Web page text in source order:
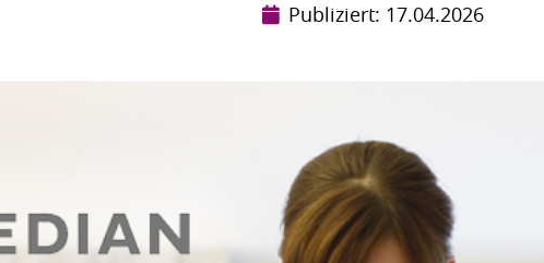
Publiziert: 17.04.2026